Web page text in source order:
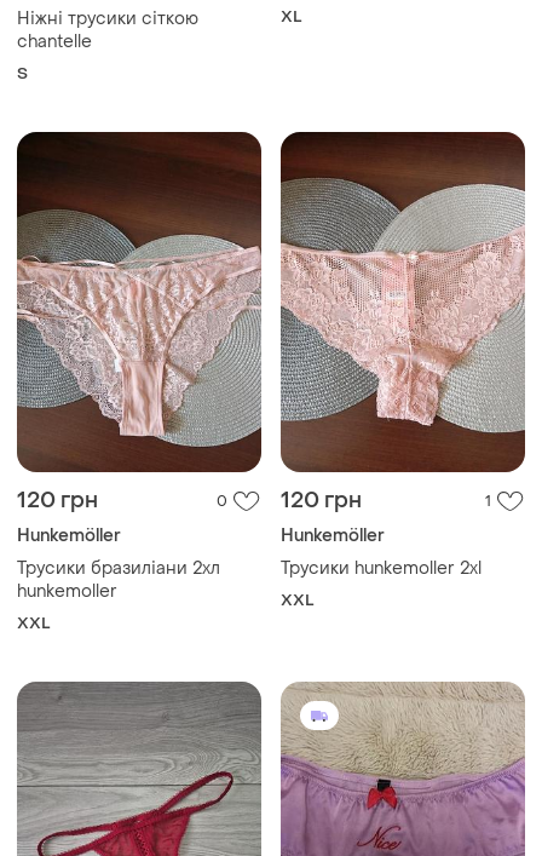
Ніжні трусики сіткою
chantelle
S
XL
120 грн 0
Hunkemöller
Трусики бразиліани 2хл
hunkemoller
XXL
120 грн 1
Hunkemöller
Трусики hunkemoller 2xl
XXL